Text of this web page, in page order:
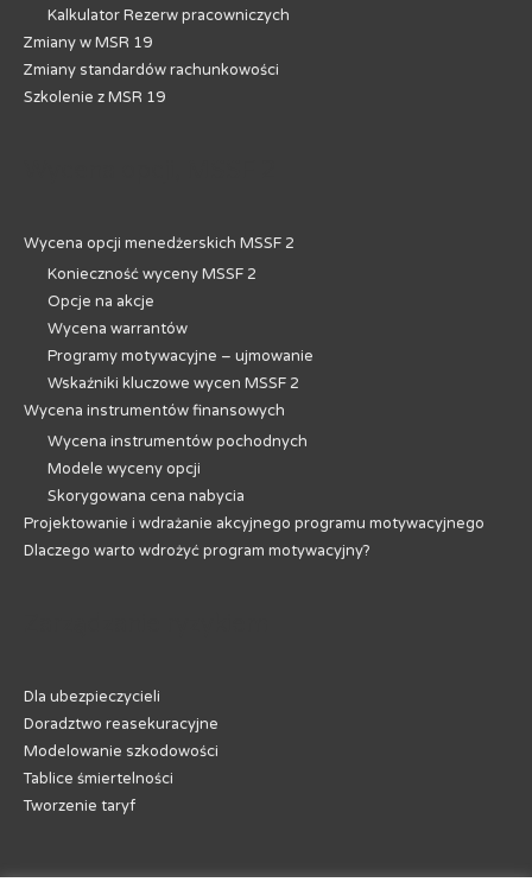
Kalkulator Rezerw pracowniczych
Zmiany w MSR 19
Zmiany standardów rachunkowości
Szkolenie z MSR 19
Wycena opcji menedżerskich MSSF 2
Konieczność wyceny MSSF 2
Opcje na akcje
Wycena warrantów
Programy motywacyjne – ujmowanie
Wskaźniki kluczowe wycen MSSF 2
Wycena instrumentów finansowych
Wycena instrumentów pochodnych
Modele wyceny opcji
Skorygowana cena nabycia
Projektowanie i wdrażanie akcyjnego programu motywacyjnego
Dlaczego warto wdrożyć program motywacyjny?
Dla ubezpieczycieli
Doradztwo reasekuracyjne
Modelowanie szkodowości
Tablice śmiertelności
Tworzenie taryf